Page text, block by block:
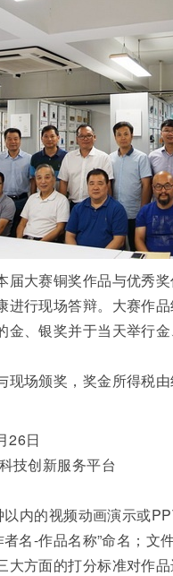
届大赛铜奖作品与优秀
进行现场答辩。大赛作
金、银奖并于当天举行
场颁奖，奖金所得税
26日
技创新服务平台
内的视频动画演示或
名-作品名称”命名；
大方面的打分标准对作